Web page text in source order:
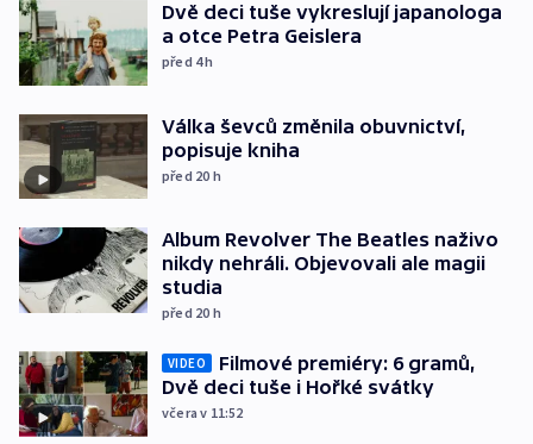
Dvě deci tuše vykreslují japanologa
a otce Petra Geislera
před 4h
Válka ševců změnila obuvnictví,
popisuje kniha
před 20 h
Album Revolver The Beatles naživo
nikdy nehráli. Objevovali ale magii
studia
před 20 h
VIDEO
Filmové premiéry: 6 gramů,
Dvě deci tuše i Hořké svátky
včera v 11:52